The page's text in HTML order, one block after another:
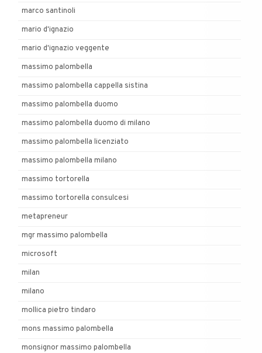
marco santinoli
mario d'ignazio
mario d'ignazio veggente
massimo palombella
massimo palombella cappella sistina
massimo palombella duomo
massimo palombella duomo di milano
massimo palombella licenziato
massimo palombella milano
massimo tortorella
massimo tortorella consulcesi
metapreneur
mgr massimo palombella
microsoft
milan
milano
mollica pietro tindaro
mons massimo palombella
monsignor massimo palombella